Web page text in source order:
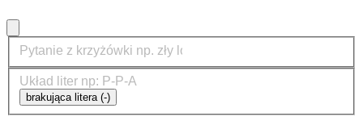
brakująca litera (-)